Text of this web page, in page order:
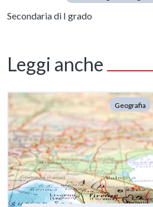
Secondaria di I grado
Leggi anche
Geografia